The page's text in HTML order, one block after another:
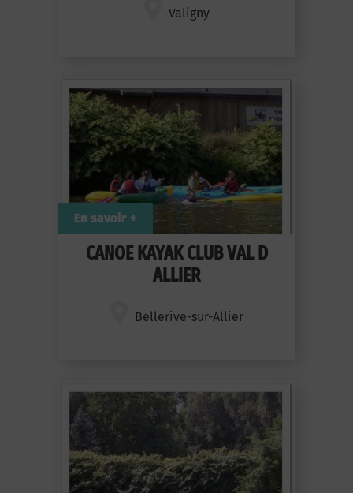
Valigny
CANOE KAYAK CLUB VAL D
ALLIER
Bellerive-sur-Allier
En savoir +